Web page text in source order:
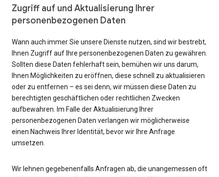
Zugriff auf und Aktualisierung Ihrer
personenbezogenen Daten
Wann auch immer Sie unsere Dienste nutzen, sind wir bestrebt,
Ihnen Zugriff auf Ihre personenbezogenen Daten zu gewähren.
Sollten diese Daten fehlerhaft sein, bemühen wir uns darum,
Ihnen Möglichkeiten zu eröffnen, diese schnell zu aktualisieren
oder zu entfernen – es sei denn, wir müssen diese Daten zu
berechtigten geschäftlichen oder rechtlichen Zwecken
aufbewahren. Im Falle der Aktualisierung Ihrer
personenbezogenen Daten verlangen wir möglicherweise
einen Nachweis Ihrer Identität, bevor wir Ihre Anfrage
umsetzen.
Wir lehnen gegebenenfalls Anfragen ab, die unangemessen oft